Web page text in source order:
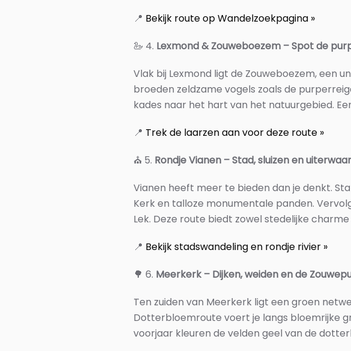
📍 Bekijk route op Wandelzoekpagina »
🦢 4. Lexmond & Zouweboezem – Spot de
Vlak bij Lexmond ligt de Zouweboezem, een
broeden zeldzame vogels zoals de
kades naar het hart van het natuurgebied.
📍 Trek de laarzen aan voor deze route »
⛪ 5. Rondje Vianen – Stad, sluizen en
Vianen heeft meer te bieden dan je denkt.
Kerk en talloze monumentale panden.
Lek. Deze route biedt zowel stedelijke
📍 Bekijk stadswandeling en rondje rivier »
🌳 6. Meerkerk – Dijken, weiden en de
Ten zuiden van Meerkerk ligt een groen
Dotterbloemroute voert je langs bloemrijke
voorjaar kleuren de velden geel van de